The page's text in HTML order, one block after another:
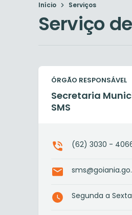
Início Serviços
Serviço
ÓRGÃO RESPONSÁVEL
Secretaria
SMS
(62) 3030 -
Segunda a